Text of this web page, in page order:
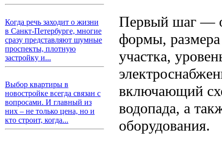
Когда речь заходит о жизни
в Санкт-Петербурге, многие
сразу представляют шумные
проспекты, плотную
застройку и...
Выбор квартиры в
новостройке всегда связан с
вопросами. И главный из
них – не только цена, но и
кто строит, когда...
Первый шаг —
формы,
участка,
включающий
водопада, а
оборудования.